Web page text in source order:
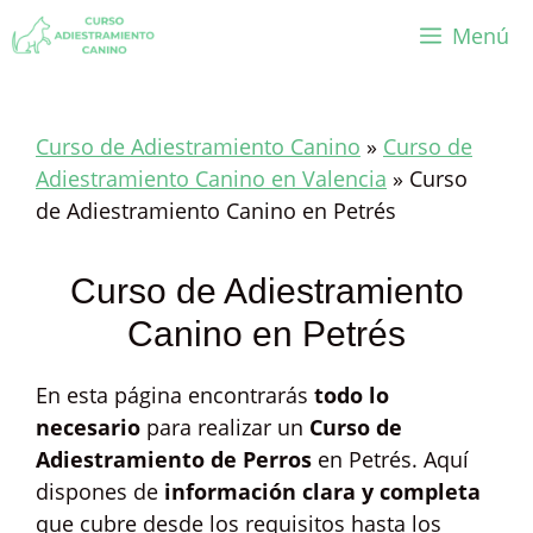
Saltar
al
Menú
Curso de Adiestramiento Canino » Curso de
Adiestramiento Canino en Valencia » Curso
de Adiestramiento Canino en Petrés
Curso de Adiestramiento
Canino en Petrés
En esta página encontrarás todo lo
necesario para realizar un Curso de
Adiestramiento de Perros en Petrés. Aquí
dispones de información clara y completa
que cubre desde los requisitos hasta los